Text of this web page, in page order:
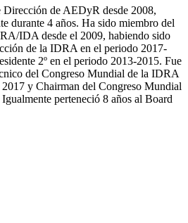
Dirección de AEDyR desde 2008,
durante 4 años. Ha sido miembro del
IDA desde el 2009, habiendo sido
de la IDRA en el periodo 2017-
2º en el periodo 2013-2015. Fue
del Congreso Mundial de la IDRA
2017 y Chairman del Congreso Mundial
perteneció 8 años al Board